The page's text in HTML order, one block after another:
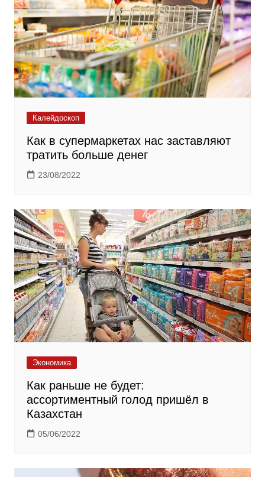
Калейдоскоп
Как в супермаркетах нас заставляют
тратить больше денег
23/08/2022
Экономика
Как раньше не будет:
ассортиментный голод пришёл в
Казахстан
05/06/2022